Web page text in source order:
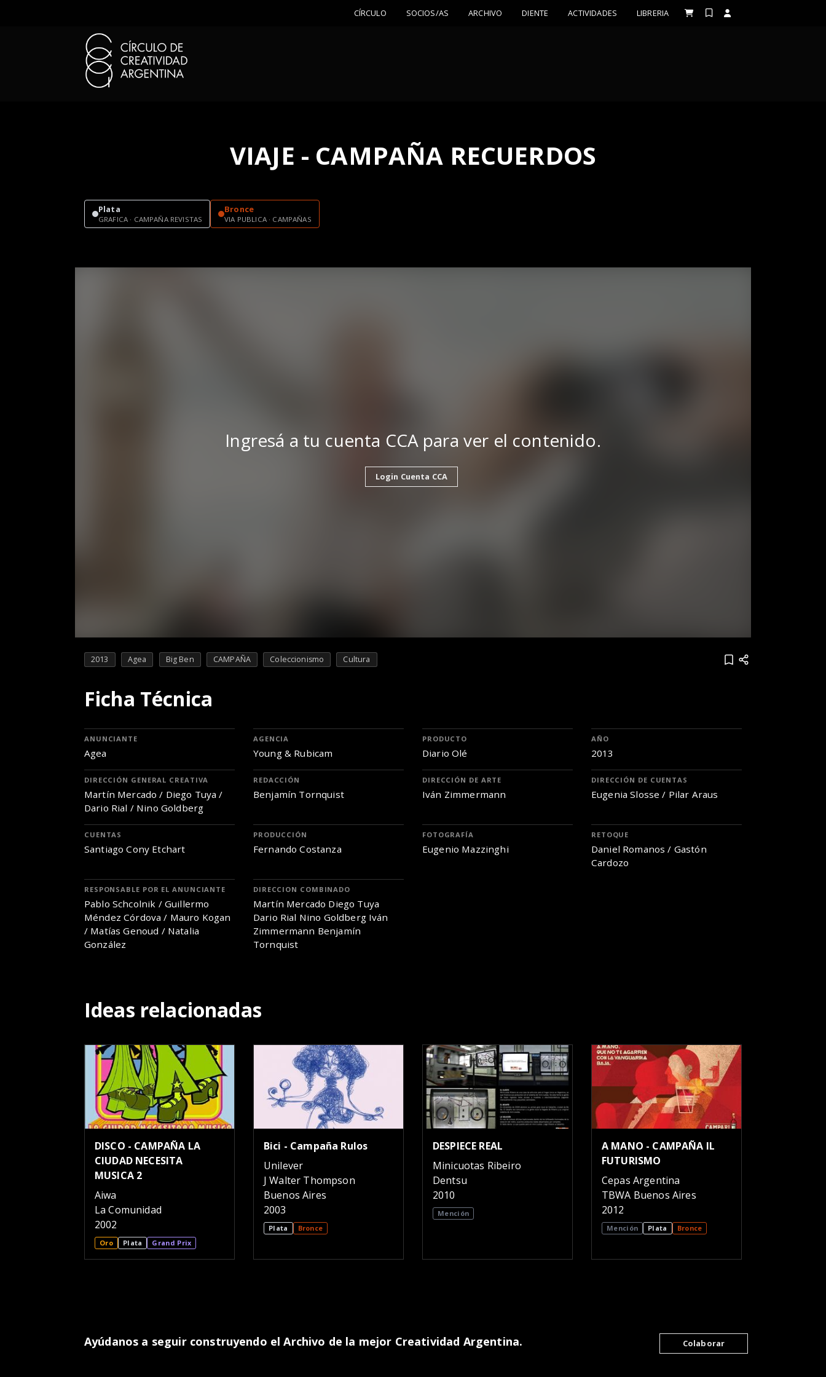
CÍRCULO SOCIOS/AS ARCHIVO DIENTE ACTIVIDADES LIBRERIA
VIAJE - CAMPAÑA RECUERDOS
Plata
GRAFICA · CAMPAÑA REVISTAS
Bronce
VIA PUBLICA · CAMPAÑAS
Ingresá a tu cuenta CCA para ver el contenido.
Login Cuenta CCA
2013 Agea Big Ben CAMPAÑA Coleccionismo Cultura
Ficha Técnica
ANUNCIANTE
Agea
AGENCIA
Young & Rubicam
PRODUCTO
Diario Olé
AÑO
2013
DIRECCIÓN GENERAL CREATIVA
Martín Mercado / Diego Tuya /
Dario Rial / Nino Goldberg
REDACCIÓN
Benjamín Tornquist
DIRECCIÓN DE ARTE
Iván Zimmermann
DIRECCIÓN DE CUENTAS
Eugenia Slosse / Pilar Araus
CUENTAS
Santiago Cony Etchart
PRODUCCIÓN
Fernando Costanza
FOTOGRAFÍA
Eugenio Mazzinghi
RETOQUE
Daniel Romanos / Gastón
Cardozo
RESPONSABLE POR EL ANUNCIANTE
Pablo Schcolnik / Guillermo
Méndez Córdova / Mauro Kogan
/ Matías Genoud / Natalia
González
DIRECCION COMBINADO
Martín Mercado Diego Tuya
Dario Rial Nino Goldberg Iván
Zimmermann Benjamín
Tornquist
Ideas relacionadas
DISCO - CAMPAÑA LA
CIUDAD NECESITA
MUSICA 2
Aiwa
La Comunidad
2002
Oro Plata Grand Prix
Bici - Campaña Rulos
Unilever
J Walter Thompson
Buenos Aires
2003
Plata Bronce
DESPIECE REAL
Minicuotas Ribeiro
Dentsu
2010
Mención
A MANO - CAMPAÑA IL
FUTURISMO
Cepas Argentina
TBWA Buenos Aires
2012
Mención Plata Bronce
Ayúdanos a seguir construyendo el Archivo de la mejor Creatividad Argentina. Colaborar